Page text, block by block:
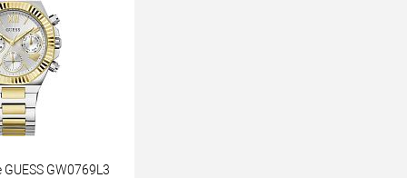
К сравнению
В наличии
GW0769L3